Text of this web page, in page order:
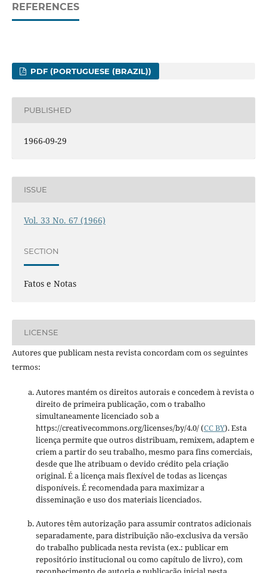
REFERENCES
PDF (PORTUGUESE (BRAZIL))
PUBLISHED
1966-09-29
ISSUE
Vol. 33 No. 67 (1966)
SECTION
Fatos e Notas
LICENSE
Autores que publicam nesta revista concordam com os seguintes
termos:
Autores mantém os direitos autorais e concedem à revista o
direito de primeira publicação, com o trabalho
simultaneamente licenciado sob a
https://creativecommons.org/licenses/by/4.0/ (CC BY). Esta
licença permite que outros distribuam, remixem, adaptem e
criem a partir do seu trabalho, mesmo para fins comerciais,
desde que lhe atribuam o devido crédito pela criação
original. É a licença mais flexível de todas as licenças
disponíveis. É recomendada para maximizar a
disseminação e uso dos materiais licenciados.
Autores têm autorização para assumir contratos adicionais
separadamente, para distribuição não-exclusiva da versão
do trabalho publicada nesta revista (ex.: publicar em
repositório institucional ou como capítulo de livro), com